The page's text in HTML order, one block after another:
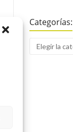
Categorías: